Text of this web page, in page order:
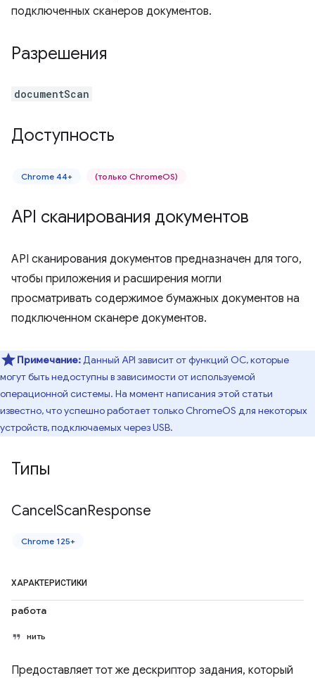
подключенных сканеров документов.
Разрешения
documentScan
Доступность
Chrome 44+ (только ChromeOS)
API сканирования документов
API сканирования документов предназначен для того,
чтобы приложения и расширения могли
просматривать содержимое бумажных документов на
подключенном сканере документов.
Примечание:Данный API зависит от функций ОС, которые
могут быть недоступны в зависимости от используемой
операционной системы. На момент написания этой статьи
известно, что успешно работает только ChromeOS для некоторых
устройств, подключаемых через USB.
Типы
CancelScanResponse
Chrome 125+
ХАРАКТЕРИСТИКИ
работа
нить
Предоставляет тот же дескриптор задания, который